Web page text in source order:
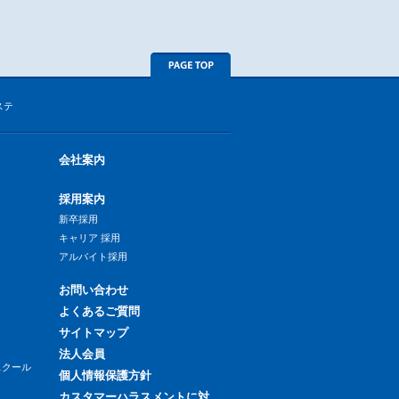
テ
ール
会社案内
採用案内
新卒採用
キャリア 採用
アルバイト採用
お問い合わせ
よくあるご質問
サイトマップ
法人会員
個人情報保護方針